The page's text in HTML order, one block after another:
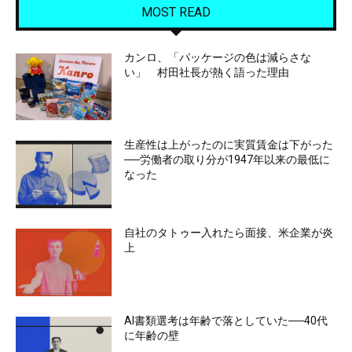
MOST READ
カンロ、「パッケージの色は減らさな
い」 村田社長が熱く語った理由
生産性は上がったのに実質賃金は下がった
──労働者の取り分が1947年以来の最低に
なった
自社のタトゥー入れたら面接、米企業が炎
上
AI書類選考は年齢で落としていた──40代
に年齢の壁